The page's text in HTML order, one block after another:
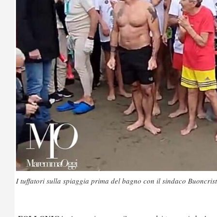
I tuffatori sulla spiaggia prima del bagno con il sindaco